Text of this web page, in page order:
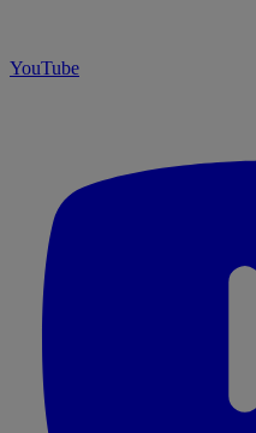
YouTube